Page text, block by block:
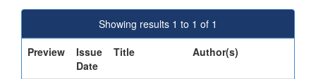
Showing results 1 to 1 of 1
Preview
Issue
Date
Title Author(s)